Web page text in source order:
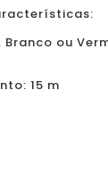
Branco ou
15 m